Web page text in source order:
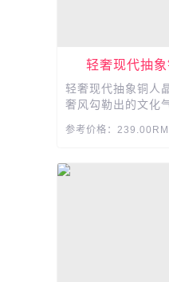
轻奢现代抽
轻奢现代抽象铜
奢风勾勒出的文化
活....
参考价格：